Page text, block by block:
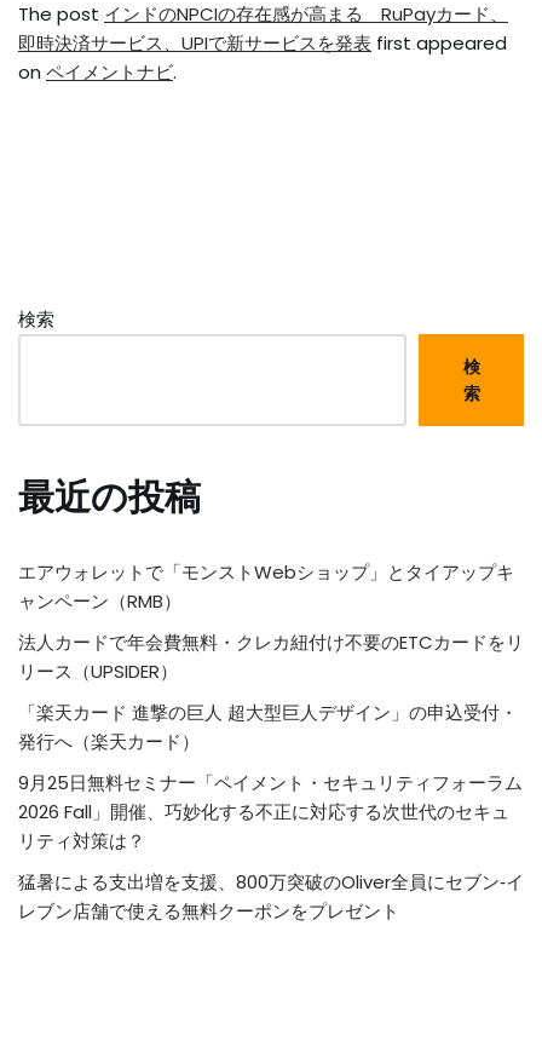
The post インドのNPCIの存在感が高まる RuPayカード、
即時決済サービス、UPIで新サービスを発表 first appeared
on ペイメントナビ.
検索
検
索
最近の投稿
エアウォレットで「モンストWebショップ」とタイアップキ
ャンペーン（RMB）
法人カードで年会費無料・クレカ紐付け不要のETCカードをリ
リース（UPSIDER）
「楽天カード 進撃の巨人 超大型巨人デザイン」の申込受付・
発行へ（楽天カード）
9月25日無料セミナー「ペイメント・セキュリティフォーラム
2026 Fall」開催、巧妙化する不正に対応する次世代のセキュ
リティ対策は？
猛暑による支出増を支援、800万突破のOliver全員にセブン‐イ
レブン店舗で使える無料クーポンをプレゼント